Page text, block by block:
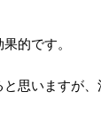
的です。
と思いますが